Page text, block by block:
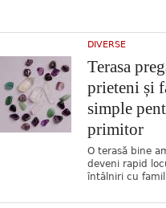
DIVERSE
Terasa
prieteni și
simple
primitor
O terasă bine
deveni rapid
întâlniri cu